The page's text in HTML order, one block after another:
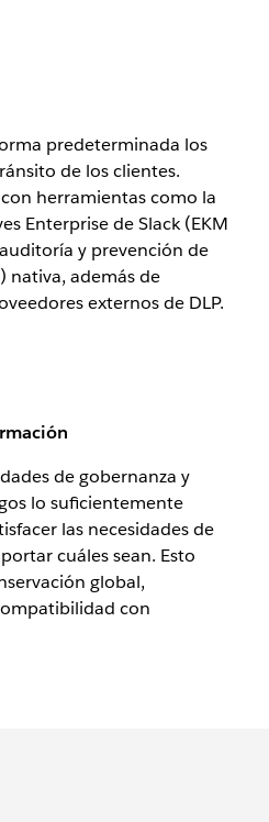
predeterminada los
de los clientes.
herramientas como la
Enterprise de Slack (EKM
y prevención de
nativa, además de
externos de DLP.
de gobernanza y
lo suficientemente
las necesidades de
cuáles sean. Esto
global,
con